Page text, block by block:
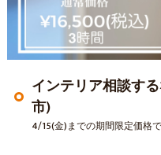
インテリア相談す
市)
4/15(金)までの期間限定価格